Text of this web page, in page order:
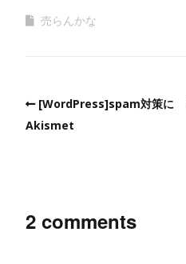
売らんかな
[WordPress]spam対策に
Akismet
2 comments